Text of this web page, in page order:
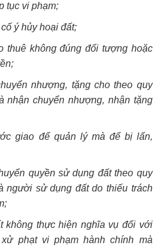
tục vi phạm;
ý hủy hoại đất;
thuê không đúng đối tượng hoặc
nhượng, tặng cho theo quy
nhận chuyển nhượng, nhận tặng
giao để quản lý mà để bị lấn,
quyền sử dụng đất theo quy
người sử dụng đất do thiếu trách
không thực hiện nghĩa vụ đối với
phạt vi phạm hành chính mà